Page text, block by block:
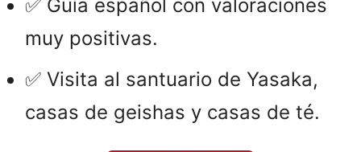
✅ Guía español con valoraciones
muy positivas.
✅ Visita al santuario de Yasaka,
casas de geishas y casas de té.